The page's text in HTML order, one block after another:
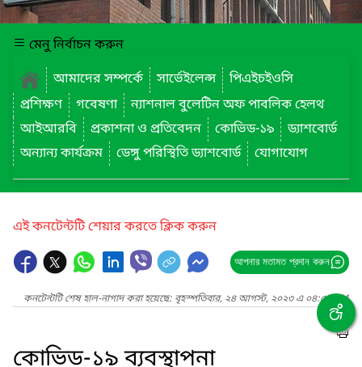
মেনু নির্বাচন করুন
আমাদের সম্পর্কে
সার্ভেইলেন্স
পিএইচইওসি
প্রশিক্ষণ
গবেষণা
ন্যাশনাল বুলেটিন অফ পাবলিক হেলথ
আইআরবি
প্রকাশনা ও প্রতিবেদন কোভিড-১৯
ড্যাশবোর্ড
অন্যান্য কার্যক্রম
ডেঙ্গু পরিস্থিতি ড্যাশবোর্ড যোগাযোগ
এই কনটেন্টটি শেয়ার করতে ক্লিক করুন
আপনার মতামত প্রদান করুন
কনটেন্টটি শেষ হাল-নাগাদ করা হয়েছে: বৃহস্পতিবার, ২৪ আগস্ট, ২০২৩ এ ০৪:৫১ PM
কোভিড-১৯ ব্যবস্থাপনা